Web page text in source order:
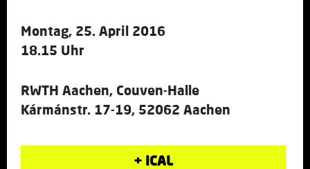
Montag, 25. April 2016
18.15 Uhr
RWTH Aachen, Couven-Halle
Kármánstr. 17-19, 52062 Aachen
+ ICAL